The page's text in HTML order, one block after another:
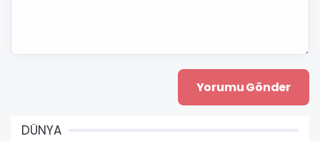
DÜNYA